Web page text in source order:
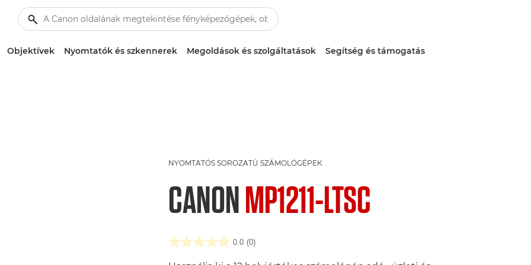
Objektívek Nyomtatók és szkennerek Megoldások és szolgáltatások Segítség és támogatás
NYOMTATÓS SOROZATÚ SZÁMOLÓGÉPEK
CANONMP1211-LTSC
0.0 (0)